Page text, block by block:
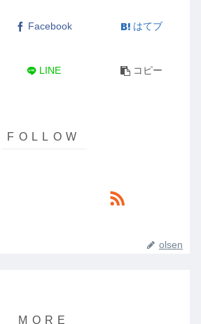
Facebook はてブ
LINE コピー
olsen